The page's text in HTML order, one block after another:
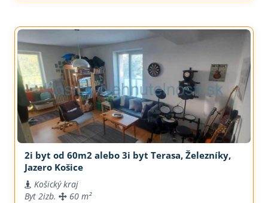
2i byt od 60m2 alebo 3i byt Terasa, Železníky,
Jazero Košice
Košický kraj
Byt 2izb. 60 m²